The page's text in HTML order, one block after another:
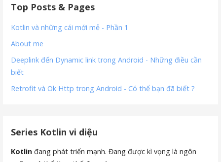
Top Posts & Pages
Kotlin và những cái mới mẻ - Phần 1
About me
Deeplink đến Dynamic link trong Android - Những điều cần
biết
Retrofit và Ok Http trong Android - Có thể bạn đã biết ?
Series Kotlin vi diệu
Kotlin đang phát triển mạnh. Đang được kì vọng là ngôn